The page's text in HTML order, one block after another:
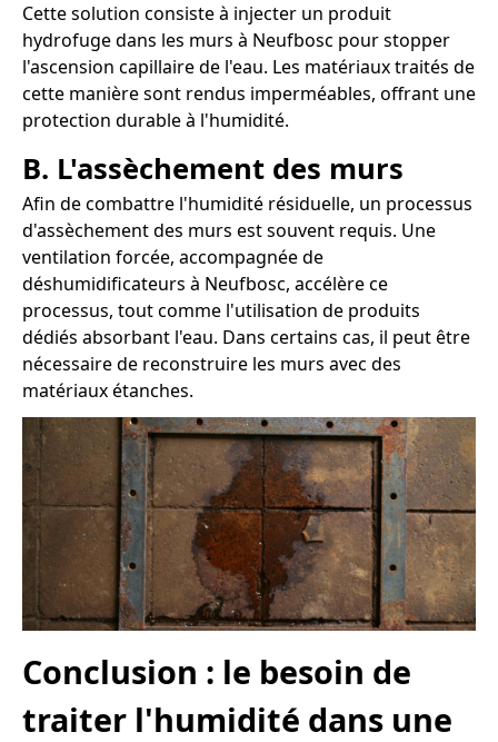
Cette solution consiste à injecter un produit
hydrofuge dans les murs à Neufbosc pour stopper
l'ascension capillaire de l'eau. Les matériaux traités de
cette manière sont rendus imperméables, offrant une
protection durable à l'humidité.
B. L'assèchement des murs
Afin de combattre l'humidité résiduelle, un processus
d'assèchement des murs est souvent requis. Une
ventilation forcée, accompagnée de
déshumidificateurs à Neufbosc, accélère ce
processus, tout comme l'utilisation de produits
dédiés absorbant l'eau. Dans certains cas, il peut être
nécessaire de reconstruire les murs avec des
matériaux étanches.
Conclusion : le besoin de
traiter l'humidité dans une